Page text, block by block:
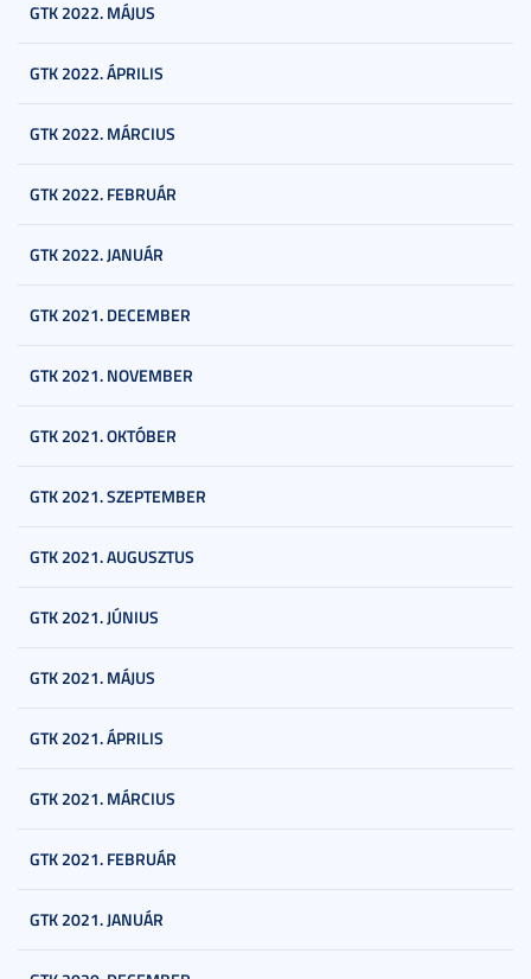
GTK 2022. MÁJUS
GTK 2022. ÁPRILIS
GTK 2022. MÁRCIUS
GTK 2022. FEBRUÁR
GTK 2022. JANUÁR
GTK 2021. DECEMBER
GTK 2021. NOVEMBER
GTK 2021. OKTÓBER
GTK 2021. SZEPTEMBER
GTK 2021. AUGUSZTUS
GTK 2021. JÚNIUS
GTK 2021. MÁJUS
GTK 2021. ÁPRILIS
GTK 2021. MÁRCIUS
GTK 2021. FEBRUÁR
GTK 2021. JANUÁR